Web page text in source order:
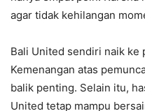
agar tidak kehilangan
Bali United sendiri naik ke
Kemenangan atas
balik penting. Selain itu,
United tetap mampu